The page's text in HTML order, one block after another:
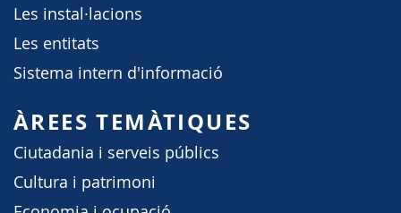
Les instal·lacions
Les entitats
Sistema intern d'informació
ÀREES TEMÀTIQUES
Ciutadania i serveis públics
Cultura i patrimoni